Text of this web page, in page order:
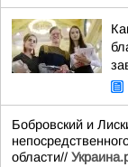
Бобровский и
области//